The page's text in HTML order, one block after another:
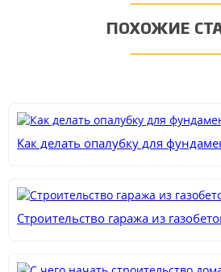
ПОХОЖИЕ
Как делать опалубку для
Строительство гаража из